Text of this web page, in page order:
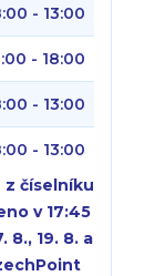
- 13:00
- 18:00
- 13:00
- 13:00
z číselníku
v 17:45
8., 19. 8. a